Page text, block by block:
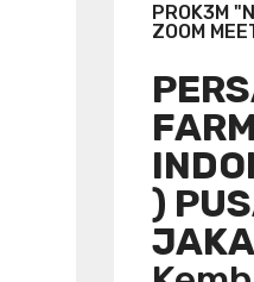
PROK3M
ZOOM
)